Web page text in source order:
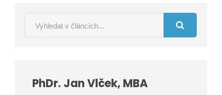
PhDr. Jan Vlček, MBA